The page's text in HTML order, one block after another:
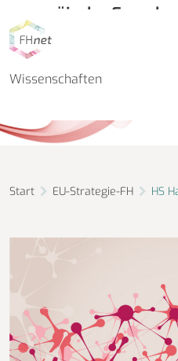
europäische
Go Europe)
Hochschule Harz -
Wissenschaften
Start EU-Strategie-FH HS